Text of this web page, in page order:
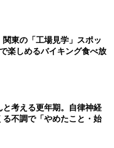
関東の「工場見学」スポッ
楽しめるバイキング食べ放
と考える更年期。自律神経
る不調で「やめたこと・始